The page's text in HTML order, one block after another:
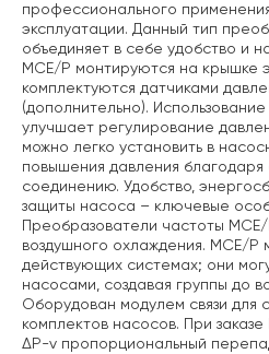
профессионального
эксплуатации. Данный тип
объединяет в себе удобство и
MCE/P монтируются на крышке
комплектуются датчиками
(дополнительно).
улучшает регулирование
можно легко установить в
повышения давления
соединению. Удобство,
защиты насоса – ключевые
Преобразователи частоты
воздушного охлаждения. MCE/P
действующих системах; они
насосами, создавая группы до
Оборудован модулем связи для
комплектов насосов. При
ΔP-v пропорциональный